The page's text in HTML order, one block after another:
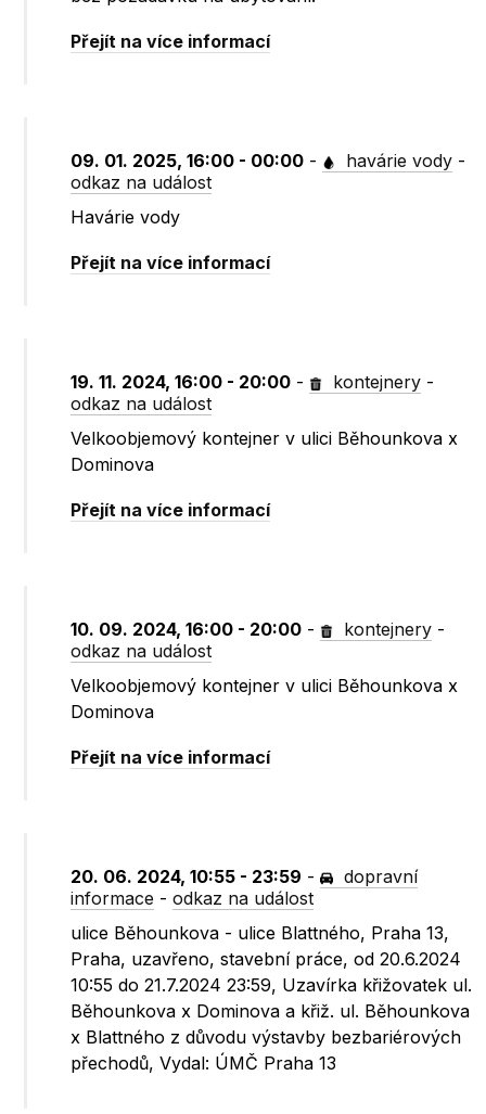
Přejít na více informací
09. 01. 2025, 16:00 - 00:00 - havárie vody -
odkaz na událost
Havárie vody
Přejít na více informací
19. 11. 2024, 16:00 - 20:00 - kontejnery -
odkaz na událost
Velkoobjemový kontejner v ulici Běhounkova x
Dominova
Přejít na více informací
10. 09. 2024, 16:00 - 20:00 - kontejnery -
odkaz na událost
Velkoobjemový kontejner v ulici Běhounkova x
Dominova
Přejít na více informací
20. 06. 2024, 10:55 - 23:59 -
dopravní
informace -odkaz na událost
ulice Běhounkova - ulice Blattného, Praha 13,
Praha, uzavřeno, stavební práce, od 20.6.2024
10:55 do 21.7.2024 23:59, Uzavírka křižovatek ul.
Běhounkova x Dominova a křiž. ul. Běhounkova
x Blattného z důvodu výstavby bezbariérových
přechodů, Vydal: ÚMČ Praha 13